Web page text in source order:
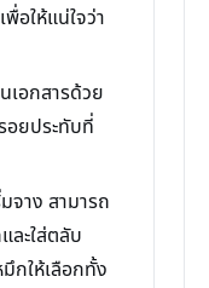
อให้แน่ใจว่า
เอกสารด้วย
อยประทับที่
จาง สามารถ
ะใส่ตลับ
กให้เลือกทั้ง